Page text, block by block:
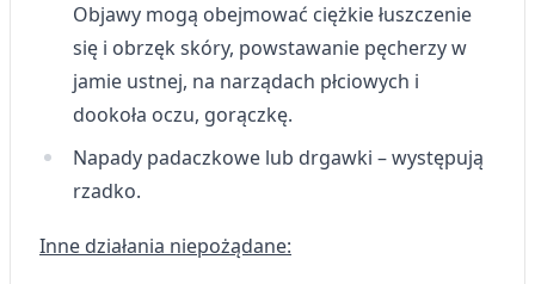
Objawy mogą obejmować ciężkie łuszczenie
się i obrzęk skóry, powstawanie pęcherzy w
jamie ustnej, na narządach płciowych i
dookoła oczu, gorączkę.
Napady padaczkowe lub drgawki – występują
rzadko.
Inne działania niepożądane: